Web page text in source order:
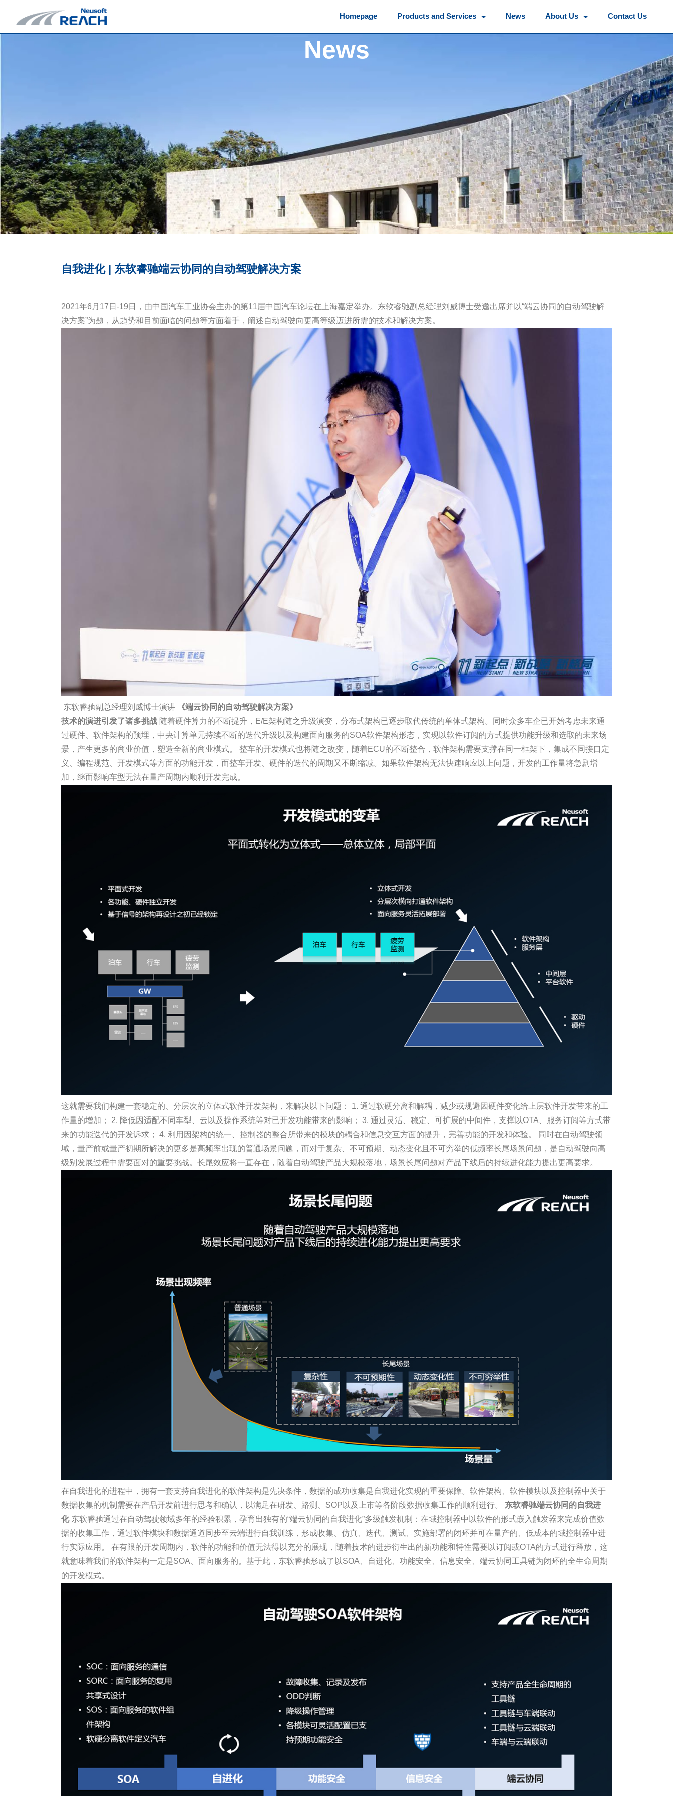
Homepage Products and Services News About Us Contact Us
News
自我进化 | 东软睿驰端云协同的自动驾驶解决方案
2021年6月17日-19日，由中国汽车工业协会主办的第11届中国汽车论坛在上海嘉定举办。东软睿驰副总经理刘威博士受邀出席并以“端云协同的自动驾驶解
决方案”为题，从趋势和目前面临的问题等方面着手，阐述自动驾驶向更高等级迈进所需的技术和解决方案。
东软睿驰副总经理刘威博士演讲
《端云协同的自动驾驶解决方案》
技术的演进引发了诸多挑战 随着硬件算力的不断提升，E/E架构随之升级演变，分布式架构已逐步取代传统的单体式架构。同时众多车企已开始考虑未来通
过硬件、软件架构的预埋，中央计算单元持续不断的迭代升级以及构建面向服务的SOA软件架构形态，实现以软件订阅的方式提供功能升级和选取的未来场
景，产生更多的商业价值，塑造全新的商业模式。 整车的开发模式也将随之改变，随着ECU的不断整合，软件架构需要支撑在同一框架下，集成不同接口定
义、编程规范、开发模式等方面的功能开发，而整车开发、硬件的迭代的周期又不断缩减。如果软件架构无法快速响应以上问题，开发的工作量将急剧增
加，继而影响车型无法在量产周期内顺利开发完成。
这就需要我们构建一套稳定的、分层次的立体式软件开发架构，来解决以下问题： 1. 通过软硬分离和解耦，减少或规避因硬件变化给上层软件开发带来的工
作量的增加； 2. 降低因适配不同车型、云以及操作系统等对已开发功能带来的影响； 3. 通过灵活、稳定、可扩展的中间件，支撑以OTA、服务订阅等方式带
来的功能迭代的开发诉求； 4. 利用因架构的统一、控制器的整合所带来的模块的耦合和信息交互方面的提升，完善功能的开发和体验。 同时在自动驾驶领
域，量产前或量产初期所解决的更多是高频率出现的普通场景问题，而对于复杂、不可预期、动态变化且不可穷举的低频率长尾场景问题，是自动驾驶向高
级别发展过程中需要面对的重要挑战。长尾效应将一直存在，随着自动驾驶产品大规模落地，场景长尾问题对产品下线后的持续进化能力提出更高要求。
在自我进化的进程中，拥有一套支持自我进化的软件架构是先决条件，数据的成功收集是自我进化实现的重要保障。软件架构、软件模块以及控制器中关于
数据收集的机制需要在产品开发前进行思考和确认，以满足在研发、路测、SOP以及上市等各阶段数据收集工作的顺利进行。 东软睿驰端云协同的自我进
化东软睿驰通过在自动驾驶领域多年的经验积累，孕育出独有的“端云协同的自我进化”多级触发机制：在域控制器中以软件的形式嵌入触发器来完成价值数
据的收集工作，通过软件模块和数据通道同步至云端进行自我训练，形成收集、仿真、迭代、测试、实施部署的闭环并可在量产的、低成本的域控制器中进
行实际应用。 在有限的开发周期内，软件的功能和价值无法得以充分的展现，随着技术的进步衍生出的新功能和特性需要以订阅或OTA的方式进行释放，这
就意味着我们的软件架构一定是SOA、面向服务的。基于此，东软睿驰形成了以SOA、自进化、功能安全、信息安全、端云协同工具链为闭环的全生命周期
的开发模式。